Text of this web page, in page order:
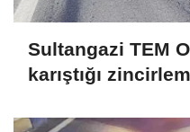
Sultangazi TEM
karıştığı